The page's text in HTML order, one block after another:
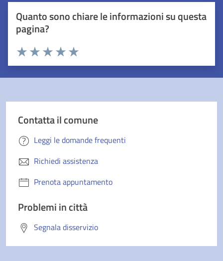
Quanto sono chiare le informazioni su questa
pagina?
Valuta 5 stelle su 5
Valuta 4 stelle su 5
Valuta 3 stelle su 5
Valuta 2 stelle su 5
Valuta 1 stelle su 5
Contatta il comune
Leggi le domande frequenti
Richiedi assistenza
Prenota appuntamento
Problemi in città
Segnala disservizio